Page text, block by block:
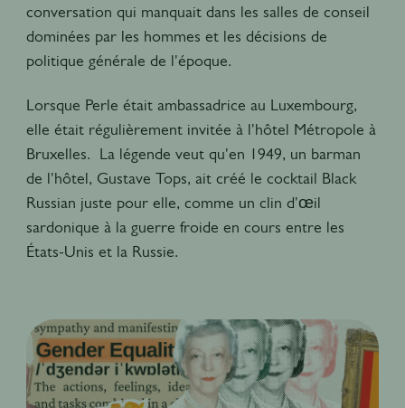
conversation qui manquait dans les salles de conseil
dominées par les hommes et les décisions de
politique générale de l'époque.
Lorsque Perle était ambassadrice au Luxembourg,
elle était régulièrement invitée à l'hôtel Métropole à
Bruxelles. La légende veut qu'en 1949, un barman
de l'hôtel, Gustave Tops, ait créé le cocktail Black
Russian juste pour elle, comme un clin d'œil
sardonique à la guerre froide en cours entre les
États-Unis et la Russie.